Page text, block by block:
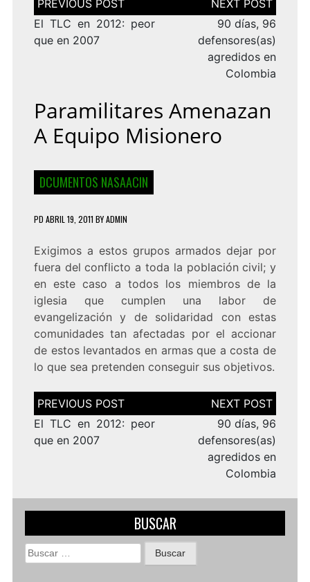
de
entradas
El TLC en 2012: peor
que en 2007
90 días, 96
defensores(as)
agredidos en
Colombia
Paramilitares Amenazan
A Equipo Misionero
DCUMENTOS NASAACIN
PD ABRIL 19, 2011 BYADMIN
Exigimos a estos grupos armados dejar por
fuera del conflicto a toda la población civil; y
en este caso a todos los miembros de la
iglesia que cumplen una labor de
evangelización y de solidaridad con estas
comunidades tan afectadas por el accionar
de estos levantados en armas que a costa de
lo que sea pretenden conseguir sus objetivos.
Navegación
de
entradas
El TLC en 2012: peor
que en 2007
90 días, 96
defensores(as)
agredidos en
Colombia
BUSCAR
Buscar: